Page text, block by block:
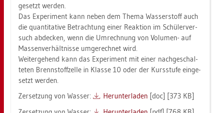
ge­setzt wer­den.
Das Ex­pe­ri­ment kann neben dem Thema Was­ser­stoff auch
die quan­ti­ta­ti­ve Be­trach­tung einer Re­ak­ti­on im Schü­ler­ver­
such ab­de­cken, wenn die Um­rech­nung von Vo­lu­men- auf
Mas­sen­ver­hält­nis­se um­ge­rech­net wird.
Wei­ter­ge­hend kann das Ex­pe­ri­ment mit einer nach­ge­schal­
te­ten Brenn­stoff­zel­le in Klas­se 10 oder der Kurs­stu­fe ein­ge­
setzt wer­den.
Zer­set­zung von Was­ser:
Her­un­ter­la­den [doc] [373 KB]